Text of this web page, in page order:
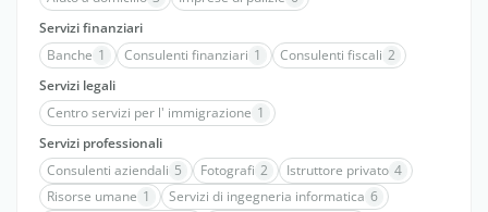
Servizi finanziari
Banche 1 Consulenti finanziari 1 Consulenti fiscali 2
Servizi legali
Centro servizi per l' immigrazione 1
Servizi professionali
Consulenti aziendali 5 Fotografi 2 Istruttore privato 4
Risorse umane 1 Servizi di ingegneria informatica 6